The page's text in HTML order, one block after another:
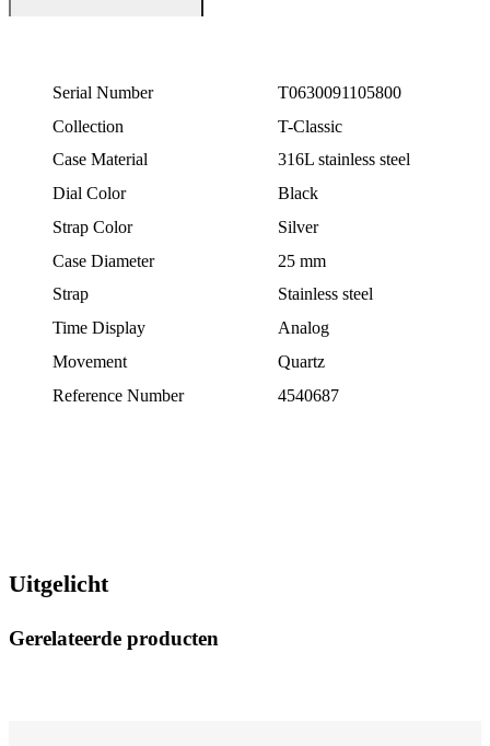
Serial Number
T0630091105800
Collection
T-Classic
Case Material
316L stainless steel
Dial Color
Black
Strap Color
Silver
Case Diameter
25 mm
Strap
Stainless steel
Time Display
Analog
Movement
Quartz
Reference Number
4540687
Uitgelicht
Gerelateerde producten